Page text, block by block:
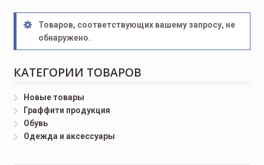
Товаров, соответствующих вашему запросу, не
обнаружено.
КАТЕГОРИИ ТОВАРОВ
Новые товары
Граффити продукция
Обувь
Одежда и аксессуары